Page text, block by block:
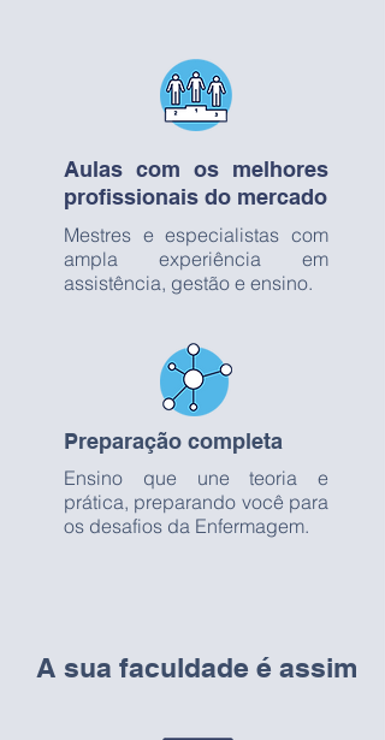
Aulas com os melhores
profissionais do mercado
Mestres e especialistas com
ampla experiência em
assistência, gestão e ensino.
Preparação completa
Ensino que une teoria e
prática, preparando você para
os desafios da Enfermagem.
A sua faculdade é assim